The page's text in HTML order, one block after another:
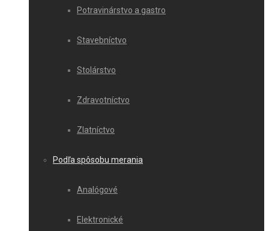
Potravinárstvo a gastro
Stavebníctvo
Stolárstvo
Zdravotníctvo
Zlatníctvo
Podľa spôsobu merania
Analógové
Elektronické